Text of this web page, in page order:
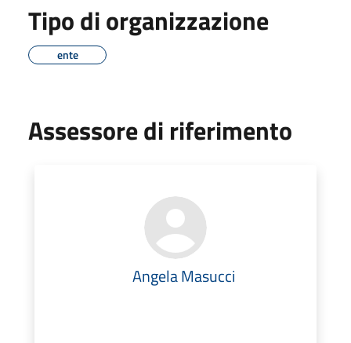
Tipo di organizzazione
ente
Assessore di riferimento
Angela Masucci